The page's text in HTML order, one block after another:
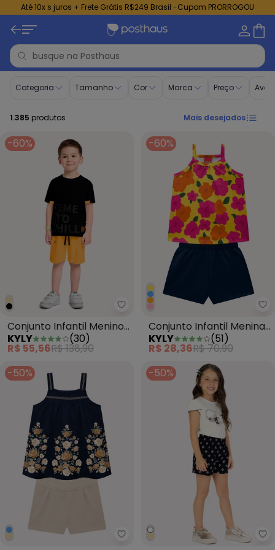
Até 10x s juros + Frete Grátis R$249 Brasil -Cupom PRORROGOU
Categoria Tamanho Cor Marca Preço
1.385 produtos Mais desejados
-60%
Kyly - Conjunto Infantil Menino
Conjunto Infantil Menino
Lettering Preto
KYLY (30)
R$ 55,56R$ 138,90
-60%
Conjunto Infantil Menina
em Algodão Amarelo
KYLY (51)
R$ 28,36R$ 70,90
-50%
Milon - Conjunto Infantil
-50%